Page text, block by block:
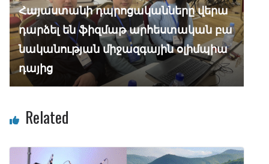
Հայաստանի դպրոցականները վերա
դարձել են ֆիզմաթ արհեստական բա
նականության միջազգային օլիմպիա
դայից
Related